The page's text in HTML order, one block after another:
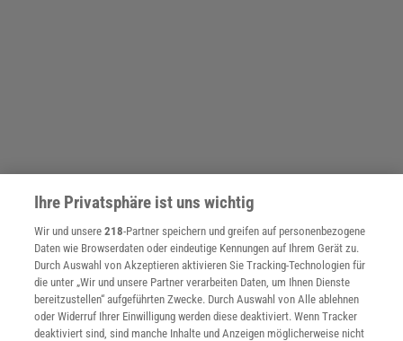
Ihre Privatsphäre ist uns wichtig
Wir und unsere218-Partner speichern und greifen auf personenbezogene
Daten wie Browserdaten oder eindeutige Kennungen auf Ihrem Gerät zu.
Durch Auswahl von Akzeptieren aktivieren Sie Tracking-Technologien für
die unter „Wir und unsere Partner verarbeiten Daten, um Ihnen Dienste
bereitzustellen“ aufgeführten Zwecke. Durch Auswahl von Alle ablehnen
oder Widerruf Ihrer Einwilligung werden diese deaktiviert. Wenn Tracker
deaktiviert sind, sind manche Inhalte und Anzeigen möglicherweise nicht